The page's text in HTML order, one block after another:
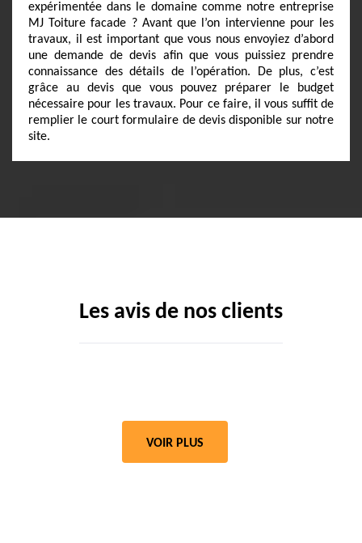
expérimentée dans le domaine comme notre entreprise
MJ Toiture facade ? Avant que l’on intervienne pour les
travaux, il est important que vous nous envoyiez d’abord
une demande de devis afin que vous puissiez prendre
connaissance des détails de l’opération. De plus, c’est
grâce au devis que vous pouvez préparer le budget
nécessaire pour les travaux. Pour ce faire, il vous suffit de
remplier le court formulaire de devis disponible sur notre
site.
Les avis de nos clients
VOIR PLUS